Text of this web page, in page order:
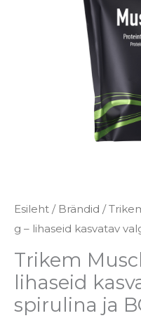
Esileht / Brändid /
g – lihaseid kasvatav
Trikem
lihaseid
spirulina ja